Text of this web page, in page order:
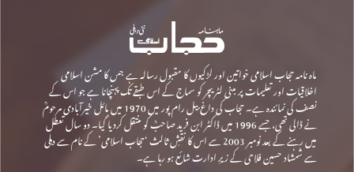
ماہ نامہ حجاب اسلامی خواتین اور لڑکیوں کا مقبول رسالہ ہے جس کا مشن اسلامی
اخلاقیات اور تعلیمات پر مبنی لٹریچر کو سماج کے اس طبقے تک پہنچانا ہے جو اس کے
نصف کی نمائندہ ہے۔ حجاب کی داغ بیل رام پور میں 1970 میں مائل خیرآبادی مرحومؒ
نے ڈالی تھی، جسے 1996 میں ڈاکٹر ابن فرید صاحبؒ کو منتقل کردیا گیا۔ دو سال تعطل
میں رہنے کے بعد نومبر 2003 سے اس کا نقشِ ثالث ‘حجاب اسلامی’ کے نام سے دہلی
سے شمشاد حسین فلاحی کے زیرِ ادارت شائع ہو رہا ہے۔